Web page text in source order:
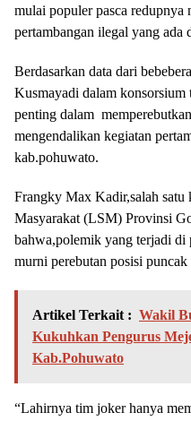
mulai populer pasca redupnya
pertambangan ilegal yang ada
Berdasarkan data dari
Kusmayadi dalam
penting dalam
mengendalikan kegiatan
kab.pohuwato.
Frangky Max Kadir,salah satu
Masyarakat (LSM) Provinsi
bahwa,polemik yang terjadi di
murni perebutan posisi
Artikel Terkait : Wakil
Kukuhkan Pengurus
Kab.Pohuwato
“Lahirnya tim joker hanya